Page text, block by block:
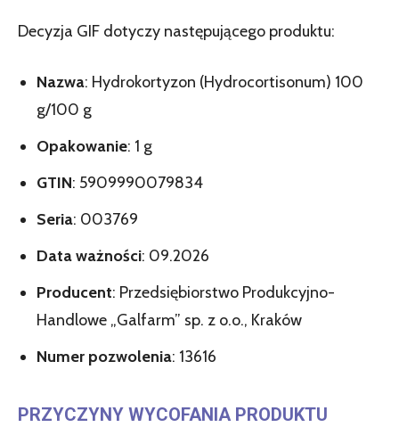
Decyzja GIF dotyczy następującego produktu:
Nazwa: Hydrokortyzon (Hydrocortisonum) 100
g/100 g
Opakowanie: 1 g
GTIN: 5909990079834
Seria: 003769
Data ważności: 09.2026
Producent: Przedsiębiorstwo Produkcyjno-
Handlowe „Galfarm” sp. z o.o., Kraków
Numer pozwolenia: 13616
PRZYCZYNY WYCOFANIA PRODUKTU